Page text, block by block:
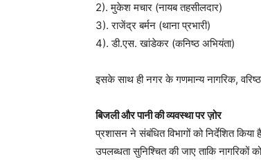
2). मुकेश मचार (नायब तहसीलदार)
3). राजेंद्र बर्मन (थाना प्रभारी)
4). डी.एस. खांडेकर (कनिष्ठ अभियंता)
इसके साथ ही नगर के गणमान्य नागरिक,
बिजली और पानी की व्यवस्था पर ज़ोर
प्रशासन ने संबंधित विभागों को निर्देशित
उपलब्धता सुनिश्चित की जाए ताकि नागरिकों